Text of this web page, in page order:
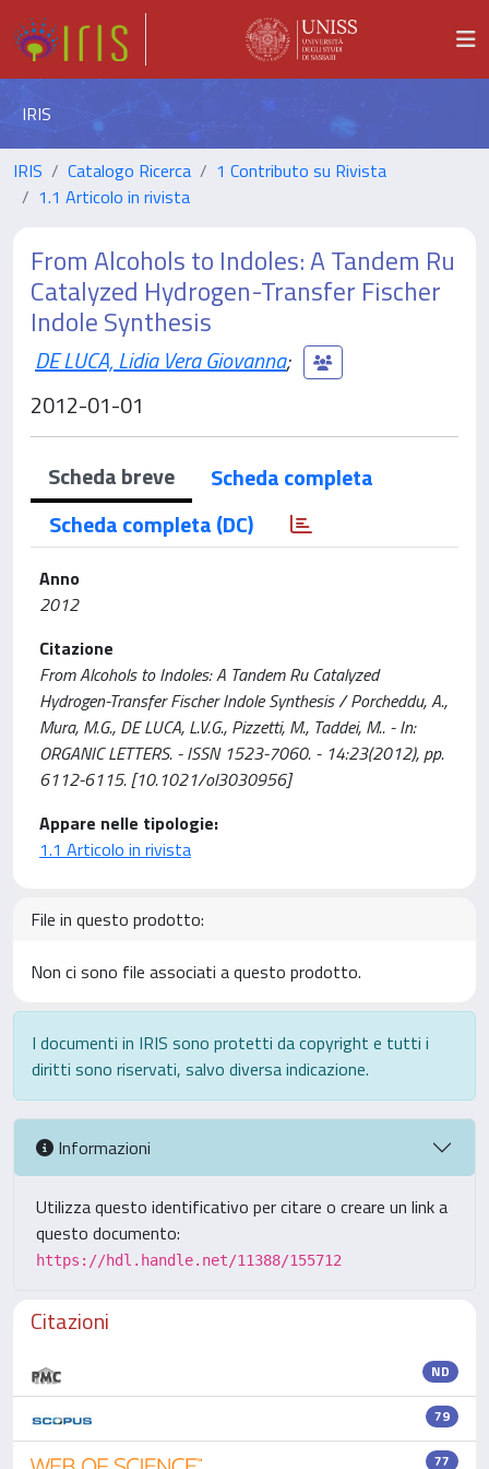
IRIS
IRIS Catalogo Ricerca
1 Contributo su Rivista
1.1 Articolo in rivista
From Alcohols to Indoles: A Tandem Ru
Catalyzed Hydrogen-Transfer Fischer
Indole Synthesis
DE LUCA, Lidia Vera Giovanna;
2012-01-01
Scheda breve
Scheda completa
Scheda completa (DC)
Anno
2012
Citazione
From Alcohols to Indoles: A Tandem Ru Catalyzed
Hydrogen-Transfer Fischer Indole Synthesis / Porcheddu, A.,
Mura, M.G., DE LUCA, L.V.G., Pizzetti, M., Taddei, M.. - In:
ORGANIC LETTERS. - ISSN 1523-7060. - 14:23(2012), pp.
6112-6115. [10.1021/ol3030956]
Appare nelle tipologie:
1.1 Articolo in rivista
File in questo prodotto:
Non ci sono file associati a questo prodotto.
I documenti in IRIS sono protetti da copyright e tutti i
diritti sono riservati, salvo diversa indicazione.
Informazioni
Utilizza questo identificativo per citare o creare un link a
questo documento:
https://hdl.handle.net/11388/155712
Citazioni
ND
79
77